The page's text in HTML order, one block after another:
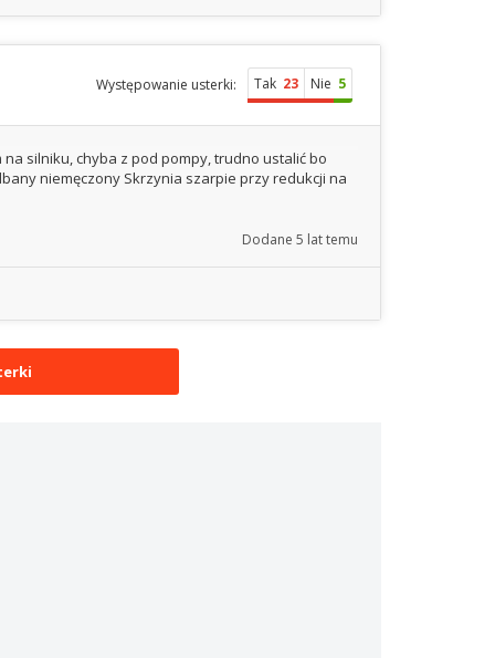
Występowanie usterki: Tak 23 Nie 5
silniku, chyba z pod pompy, trudno ustalić bo
niemęczony Skrzynia szarpie przy redukcji na
Dodane 5 lat temu